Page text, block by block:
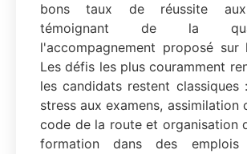
bons taux de réussite aux
témoignant de la
l'accompagnement proposé sur
Les défis les plus couramment
les candidats restent classiques
stress aux examens, assimilation
code de la route et organisation
formation dans des